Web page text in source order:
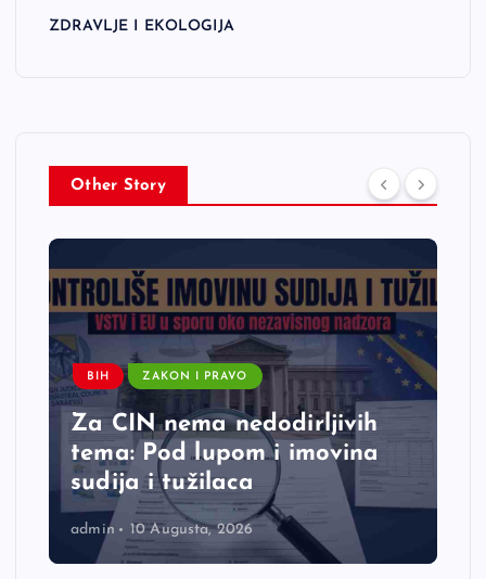
ZDRAVLJE I EKOLOGIJA
Other Story
BIH ZAKON I PRAVO
Za CIN nema nedodirljivih
tema: Pod lupom i imovina
sudija i tužilaca
admin 10 Augusta, 2026